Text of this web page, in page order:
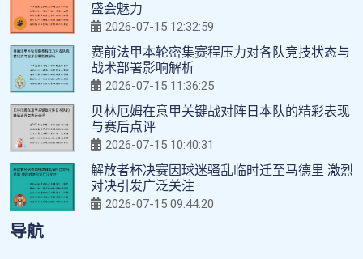
盛会魅力
2026-07-15 12:32:59
赛前法甲本轮密集赛程压力对各队竞技状态与
战术部署影响解析
2026-07-15 11:36:25
贝林厄姆在意甲关键战对阵日本队的精彩表现
与赛后点评
2026-07-15 10:40:31
解放者杯决赛因球迷骚乱临时迁至马德里 激烈
对决引发广泛关注
2026-07-15 09:44:20
导航